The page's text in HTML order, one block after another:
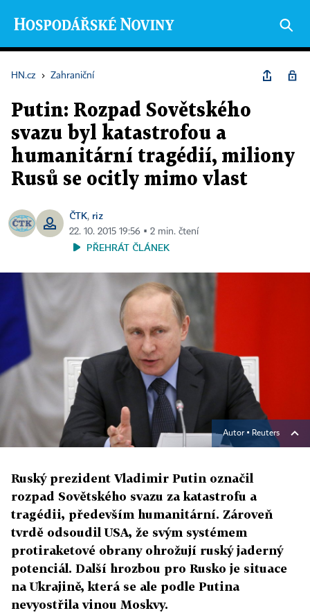
HN.cz › Zahraniční
Putin: Rozpad Sovětského
svazu byl katastrofou a
humanitární tragédií, miliony
Rusů se ocitly mimo vlast
ČTK, riz
22. 10. 2015 19:56 ▪ 2 min. čtení
PŘEHRÁT ČLÁNEK
Autor ▪ Reuters
Ruský prezident Vladimir Putin označil
rozpad Sovětského svazu za katastrofu a
tragédii, především humanitární. Zároveň
tvrdě odsoudil USA, že svým systémem
protiraketové obrany ohrožují ruský jaderný
potenciál. Další hrozbou pro Rusko je situace
na Ukrajině, která se ale podle Putina
nevyostřila vinou Moskvy.